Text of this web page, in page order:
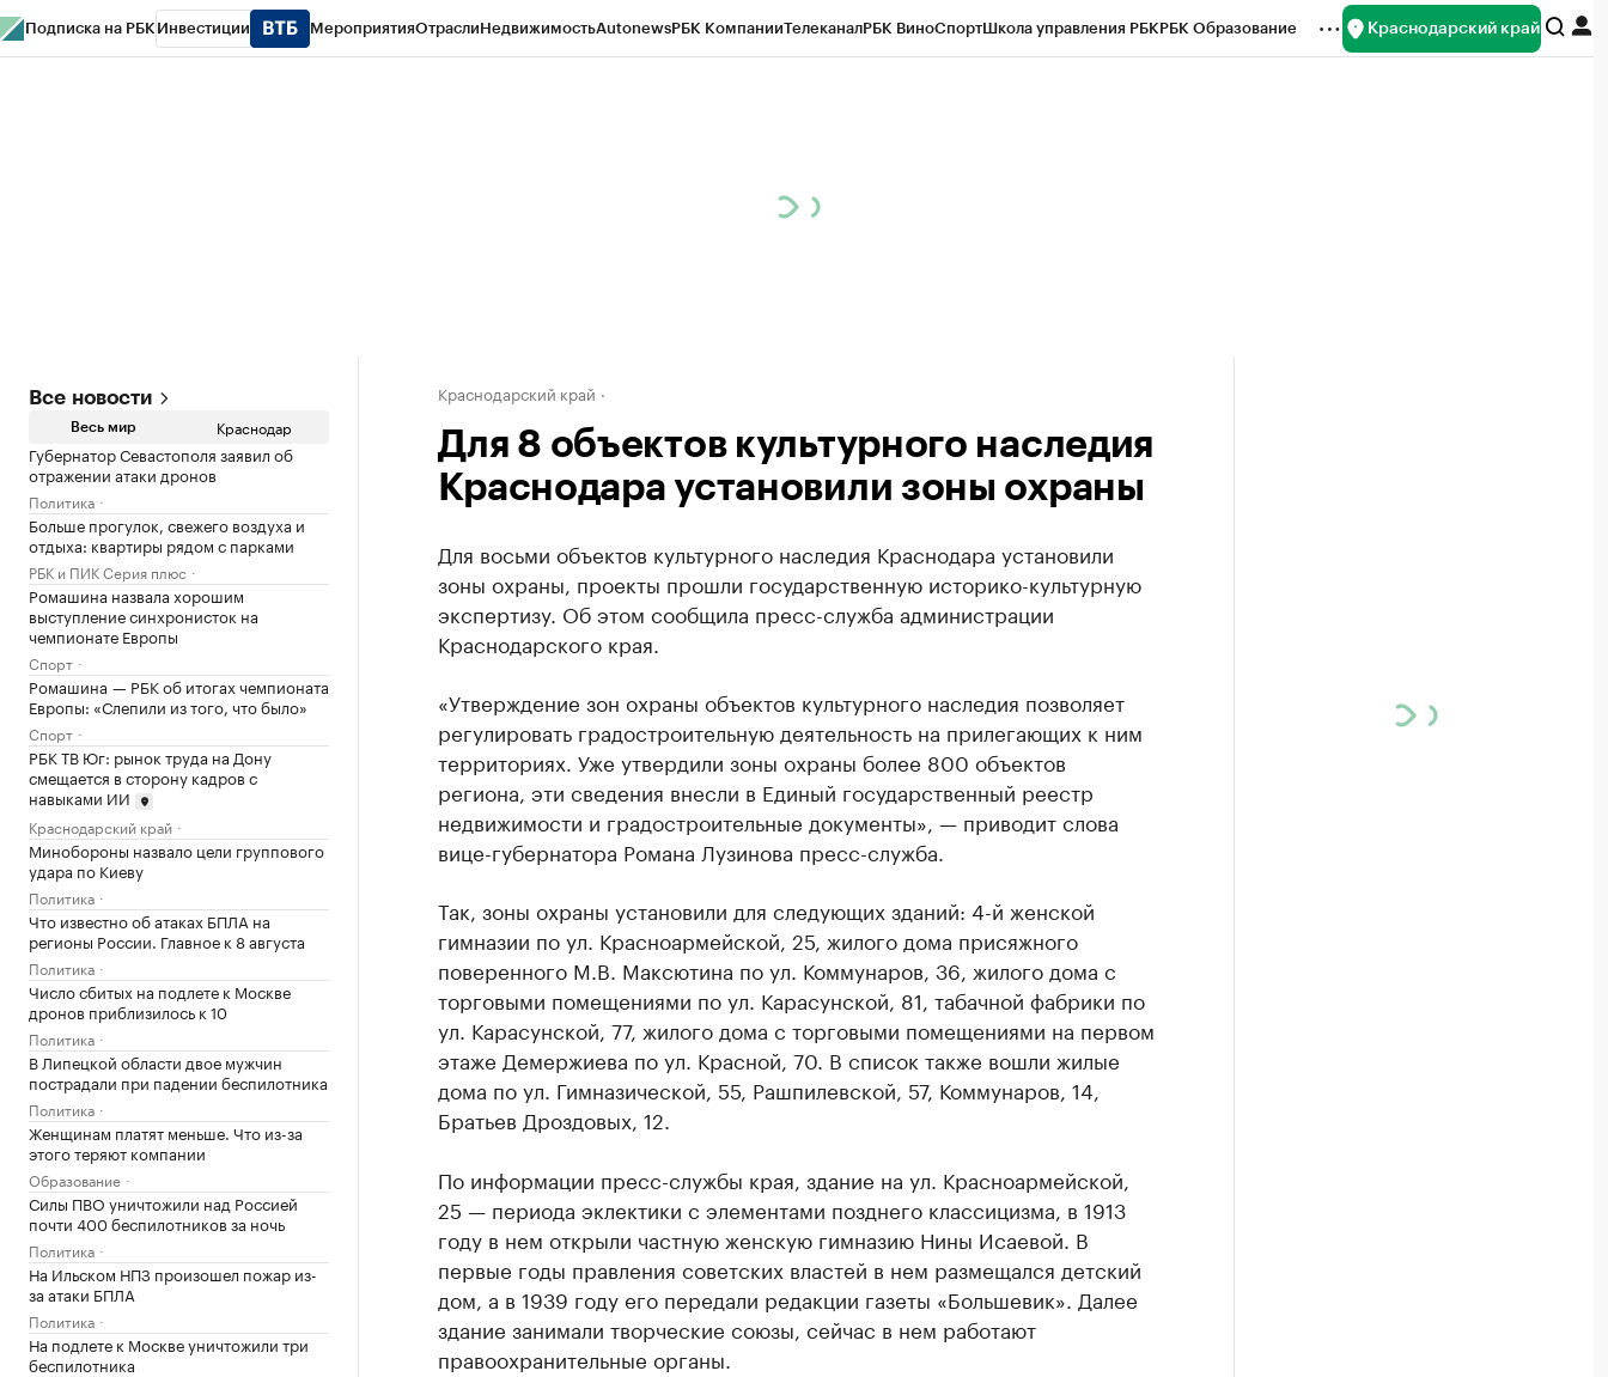
Подписка на РБК Инвестиции МероприятияОтраслиНедвижимостьAutonewsРБК КомпанииТелеканалРБК ВиноСпортШкола управления РБКРБК Образование Краснодарский край
Все новости
Весь мир Краснодар
Губернатор Севастополя заявил об
отражении атаки дронов
Политика
Больше прогулок, свежего воздуха и
отдыха: квартиры рядом с парками
РБК и ПИК Серия плюс
Ромашина назвала хорошим
выступление синхронисток на
чемпионате Европы
Спорт
Ромашина — РБК об итогах чемпионата
Европы: «Слепили из того, что было»
Спорт
РБК ТВ Юг: рынок труда на Дону
смещается в сторону кадров с
навыками ИИ
Краснодарский край
Минобороны назвало цели группового
удара по Киеву
Политика
Что известно об атаках БПЛА на
регионы России. Главное к 8 августа
Политика
Число сбитых на подлете к Москве
дронов приблизилось к 10
Политика
В Липецкой области двое мужчин
пострадали при падении беспилотника
Политика
Женщинам платят меньше. Что из-за
этого теряют компании
Образование
Силы ПВО уничтожили над Россией
почти 400 беспилотников за ночь
Политика
На Ильском НПЗ произошел пожар из-
за атаки БПЛА
Политика
На подлете к Москве уничтожили три
беспилотника
Краснодарский край
Для 8 объектов культурного наследия
Краснодара установили зоны охраны
Для восьми объектов культурного наследия Краснодара установили
зоны охраны, проекты прошли государственную историко-культурную
экспертизу. Об этом сообщила пресс-служба администрации
Краснодарского края.
«Утверждение зон охраны объектов культурного наследия позволяет
регулировать градостроительную деятельность на прилегающих к ним
территориях. Уже утвердили зоны охраны более 800 объектов
региона, эти сведения внесли в Единый государственный реестр
недвижимости и градостроительные документы», — приводит слова
вице-губернатора Романа Лузинова пресс-служба.
Так, зоны охраны установили для следующих зданий: 4-й женской
гимназии по ул. Красноармейской, 25, жилого дома присяжного
поверенного М.В. Максютина по ул. Коммунаров, 36, жилого дома с
торговыми помещениями по ул. Карасунской, 81, табачной фабрики по
ул. Карасунской, 77, жилого дома с торговыми помещениями на первом
этаже Демержиева по ул. Красной, 70. В список также вошли жилые
дома по ул. Гимназической, 55, Рашпилевской, 57, Коммунаров, 14,
Братьев Дроздовых, 12.
По информации пресс-службы края, здание на ул. Красноармейской,
25 — периода эклектики с элементами позднего классицизма, в 1913
году в нем открыли частную женскую гимназию Нины Исаевой. В
первые годы правления советских властей в нем размещался детский
дом, а в 1939 году его передали редакции газеты «Большевик». Далее
здание занимали творческие союзы, сейчас в нем работают
правоохранительные органы.